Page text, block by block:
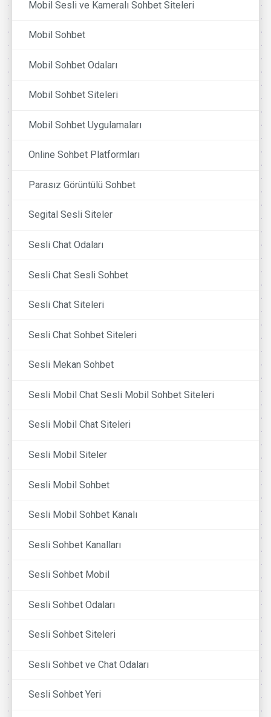
Mobil Sesli ve Kameralı Sohbet Siteleri
Mobil Sohbet
Mobil Sohbet Odaları
Mobil Sohbet Siteleri
Mobil Sohbet Uygulamaları
Online Sohbet Platformları
Parasız Görüntülü Sohbet
Segital Sesli Siteler
Sesli Chat Odaları
Sesli Chat Sesli Sohbet
Sesli Chat Siteleri
Sesli Chat Sohbet Siteleri
Sesli Mekan Sohbet
Sesli Mobil Chat Sesli Mobil Sohbet Siteleri
Sesli Mobil Chat Siteleri
Sesli Mobil Siteler
Sesli Mobil Sohbet
Sesli Mobil Sohbet Kanalı
Sesli Sohbet Kanalları
Sesli Sohbet Mobil
Sesli Sohbet Odaları
Sesli Sohbet Siteleri
Sesli Sohbet ve Chat Odaları
Sesli Sohbet Yeri